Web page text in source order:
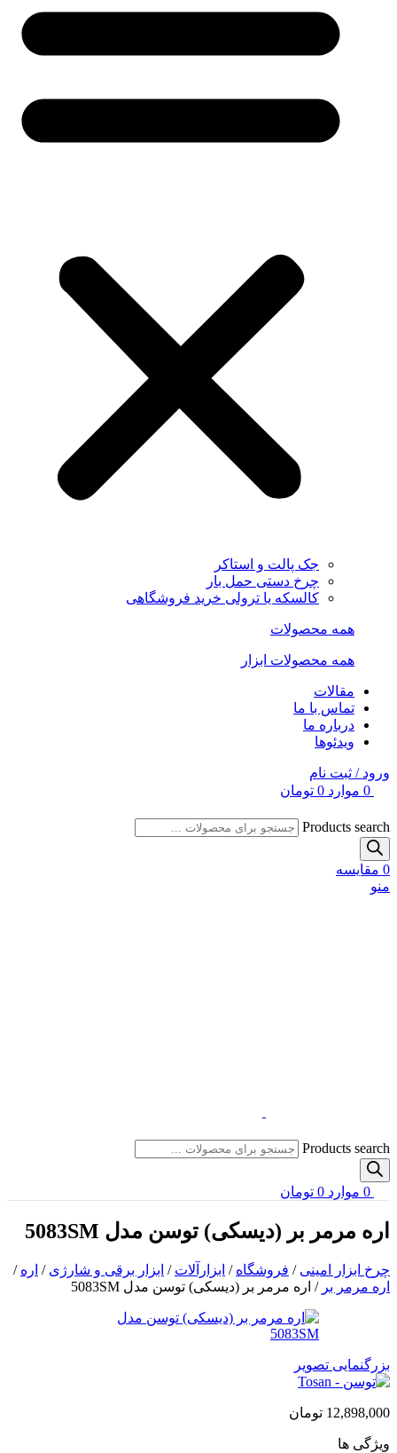
جک پالت و استاکر
چرخ دستی حمل بار
کالسکه یا ترولی خرید فروشگاهی
همه محصولات
همه محصولات ابزار
مقالات
تماس با ما
درباره ما
ویدئوها
ورود / ثبت نام
0 موارد 0 تومان
Products search
0 مقایسه
منو
Products search
0 موارد 0 تومان
اره مرمر بر (دیسکی) توسن مدل 5083SM
چرخ ابزار امینی / فروشگاه / ابزارآلات / ابزار برقی و شارژی / اره /
اره مرمر بر / اره مرمر بر (دیسکی) توسن مدل 5083SM
بزرگنمایی تصویر
12,898,000 تومان
ویژگی ها